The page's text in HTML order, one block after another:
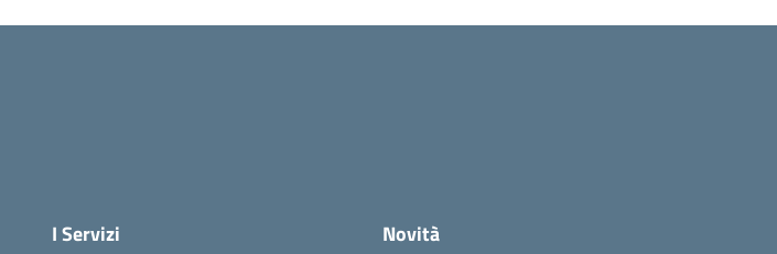
I Servizi Novità